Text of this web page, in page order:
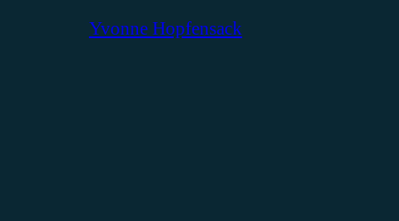
Yvonne Hopfensack